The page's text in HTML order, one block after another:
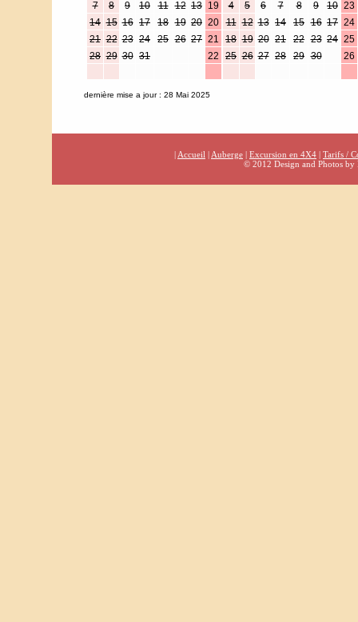
7
8 9 10 11 12 13 19
14 15 16 17 18 19 20 20
21 22 23 24 25 26 27 21
28 29 30 31 22
4
5 6 7 8 9 10 23
11 12 13 14 15 16 17 24
18 19 20 21 22 23 24 25
25 26 27 28 29 30 26
dernière mise a jour : 28 Mai 2025
| Accueil | Auberge | Excursion en 4X4 | Tarifs /
© 2012 Design and Photos